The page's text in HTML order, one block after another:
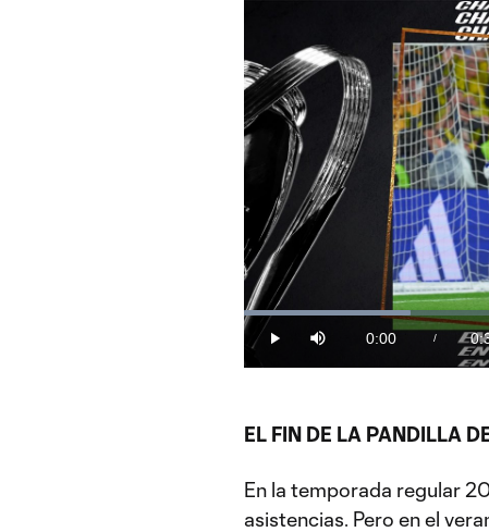
Play Mute
Current
Time
0:00 /
Loaded:
EL FIN DE LA PANDILLA
En la temporada regular
asistencias. Pero en el